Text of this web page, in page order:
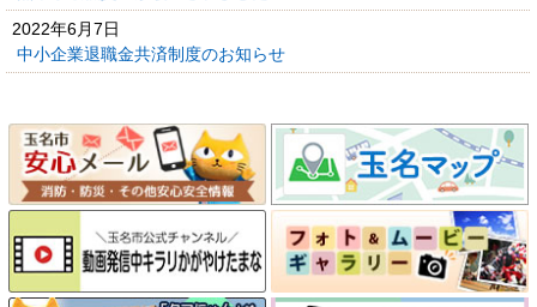
2022年6月7日
中小企業退職金共済制度のお知らせ